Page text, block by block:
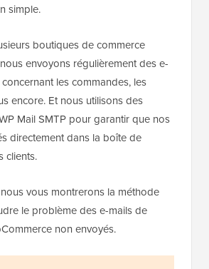
simple.
boutiques de commerce
envoyons régulièrement des e-
les commandes, les
encore. Et nous utilisons des
Mail SMTP pour garantir que nos
directement dans la boîte de
clients.
vous montrerons la méthode
le problème des e-mails de
non envoyés.